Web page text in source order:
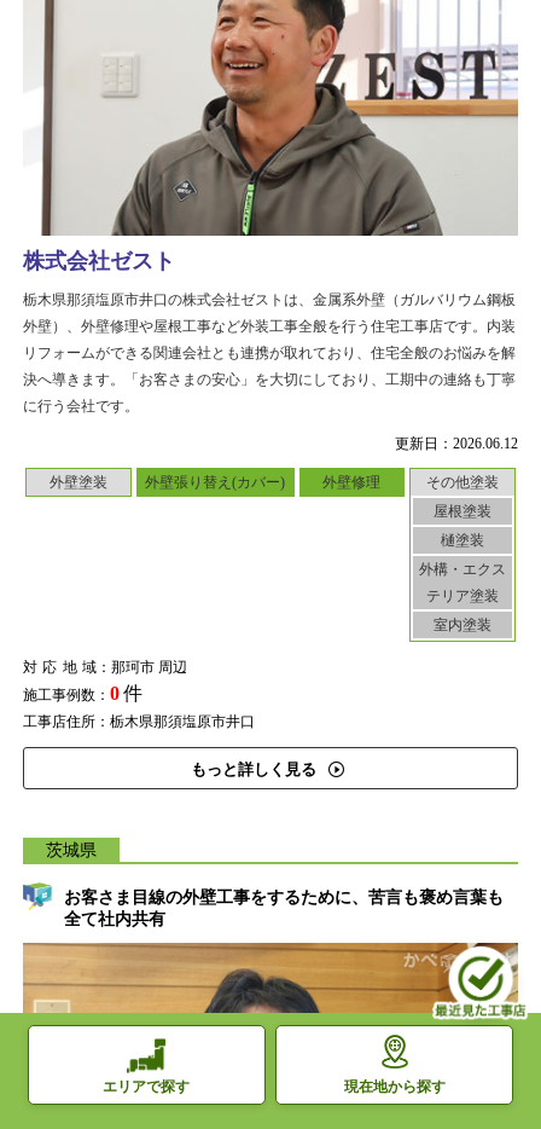
更新日：2026.06.12
外壁塗装 外壁張り替え(カバー) 外壁修理
その他塗装
屋根塗装
樋塗装
外構・エクス
テリア塗装
室内塗装
対応地域：那珂市 周辺
施工事例数： 0件
工事店住所：栃木県那須塩原市井口
もっと詳しく見る
株式会社ゼスト
栃木県那須塩原市井口の株式会社ゼストは、金属系外壁（ガルバリウム鋼板
外壁）、外壁修理や屋根工事など外装工事全般を行う住宅工事店です。内装
リフォームができる関連会社とも連携が取れており、住宅全般のお悩みを解
決へ導きます。「お客さまの安心」を大切にしており、工期中の連絡も丁寧
に行う会社です。
茨城県
お客さま目線の外壁工事をするために、苦言も褒め言葉も
全て社内共有
エリアで探す 現在地から探す